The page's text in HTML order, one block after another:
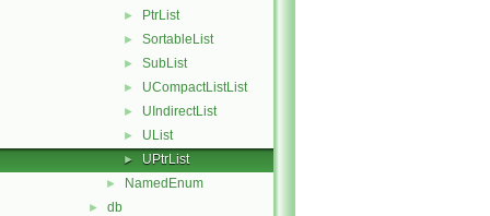
► PtrList
► SortableList
► SubList
► UCompactListList
► UIndirectList
► UList
► UPtrList
► NamedEnum
► db